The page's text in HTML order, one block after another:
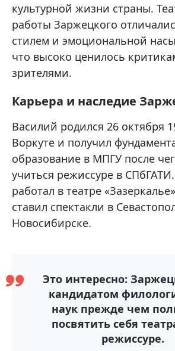
культурной жизни страны.
работы Заржецкого
стилем и эмоциональной
что высоко ценилось
зрителями.
Карьера и наследие
Василий родился 26 октября
Воркуте и получил
образование в МПГУ после
учиться режиссуре в
работал в театре
ставил спектакли в
Новосибирске.
Это интересно:
кандидатом
наук прежде чем
посвятить себя
режиссуре.